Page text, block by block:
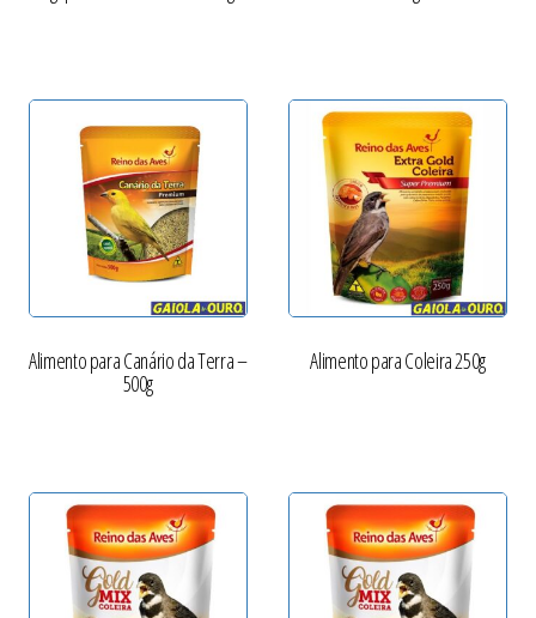
Alimento para Canário da Terra –
500g
Alimento para Coleira 250g